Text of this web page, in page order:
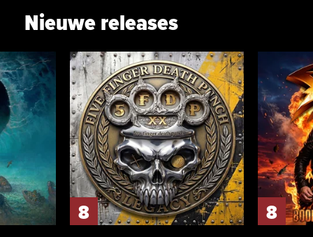
Nieuwe releases
8 8